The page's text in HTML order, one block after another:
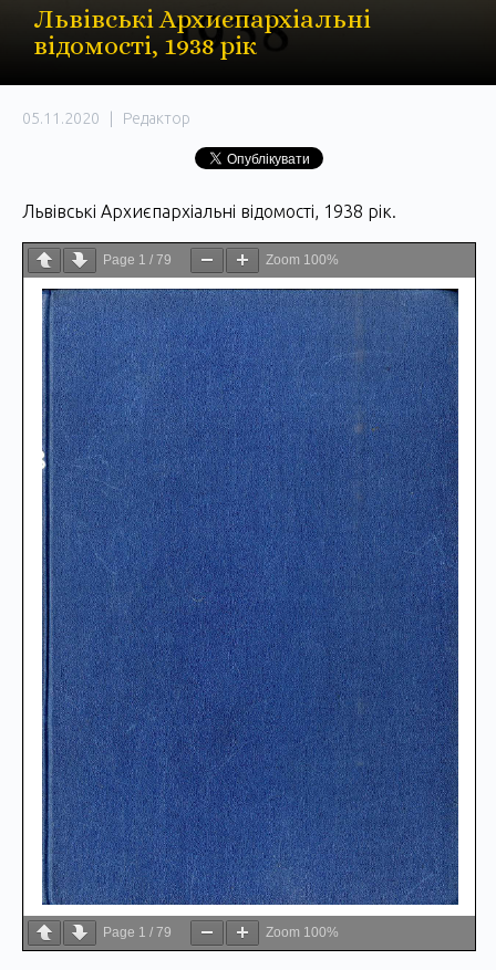
Львівські Архиєпархіальні
відомості, 1938 рік
05.11.2020 | Редактор
Львівські Архиєпархіальні відомості, 1938 рік.
Page 1 / 79 Zoom 100%
Page 1 / 79 Zoom 100%